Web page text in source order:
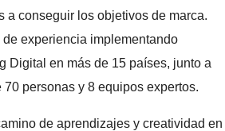
a conseguir los objetivos de marca.
experiencia implementando
Digital en más de 15 países, junto a
personas y 8 equipos expertos.
de aprendizajes y creatividad en